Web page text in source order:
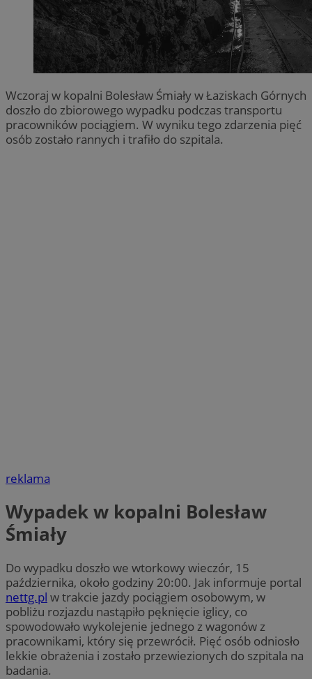
Wczoraj w kopalni Bolesław Śmiały w Łaziskach Górnych
doszło do zbiorowego wypadku podczas transportu
pracowników pociągiem. W wyniku tego zdarzenia pięć
osób zostało rannych i trafiło do szpitala.
reklama
Wypadek w kopalni Bolesław
Śmiały
Do wypadku doszło we wtorkowy wieczór, 15
października, około godziny 20:00. Jak informuje portal
nettg.pl w trakcie jazdy pociągiem osobowym, w
pobliżu rozjazdu nastąpiło pęknięcie iglicy, co
spowodowało wykolejenie jednego z wagonów z
pracownikami, który się przewrócił. Pięć osób odniosło
lekkie obrażenia i zostało przewiezionych do szpitala na
badania.